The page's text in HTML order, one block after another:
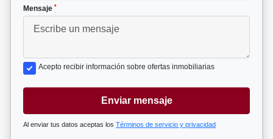
Mensaje *
Acepto recibir información sobre ofertas inmobiliarias
Enviar mensaje
Al enviar tus datos aceptas los Términos de servicio y privacidad